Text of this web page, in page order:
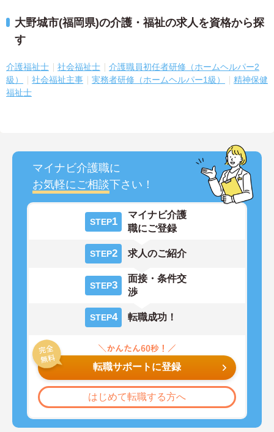
大野城市(福岡県)の介護・福祉の求人を資格から探
す
介護福祉士 社会福祉士
介護職員初任者研修（ホームヘルパー2
級）
社会福祉主事 実務者研修（ホームヘルパー1級）
精神保健
福祉士
マイナビ介護職に
お気軽にご相談下さい！
STEP1
マイナビ介護
職にご登録
STEP2 求人のご紹介
STEP3
面接・条件交
渉
STEP4 転職成功！
転職サポートに登録
はじめて転職する方へ